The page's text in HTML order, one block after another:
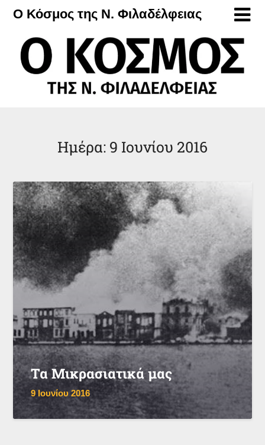
Μετάβαση
περιεχόμενο
Ο Κόσμος της Ν. Φιλαδέλφειας
Ημέρα: 9 Ιουνίου 2016
Τα Μικρασιατικά μας
9 Ιουνίου 2016